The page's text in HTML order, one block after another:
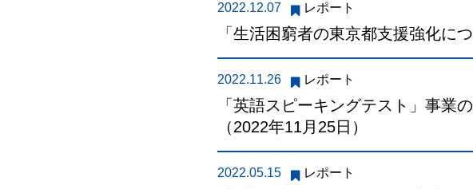
2022.12.07 レポート
「生活困窮者の東京都支援強化に
2022.11.26 レポート
「英語スピーキングテスト」事業
（2022年11月25日）
2022.05.15 レポート